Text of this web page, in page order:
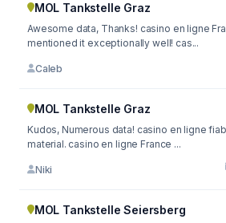
MOL Tankstelle Graz
Awesome data, Thanks! casino en ligne
mentioned it exceptionally well! cas...
Caleb
MOL Tankstelle Graz
Kudos, Numerous data! casino en ligne
material. casino en ligne France ...
Niki
MOL Tankstelle Seiersberg